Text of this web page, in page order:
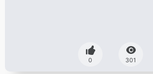
0 301